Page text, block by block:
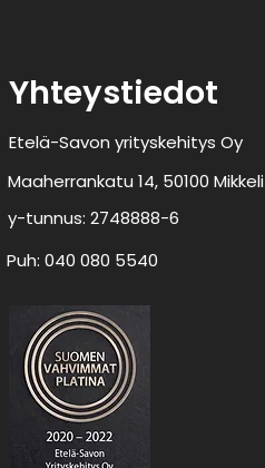
Etelä-Savon yrityskehitys Oy
Yhteystiedot
Maaherrankatu 14, 50100 Mikkeli
y-tunnus: 2748888-6
Puh: 040 080 5540